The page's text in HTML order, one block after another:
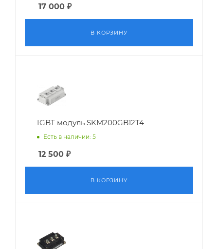
17 000 ₽
В КОРЗИНУ
IGBT модуль SKM200GB12T4
Есть в наличии: 5
12 500 ₽
В КОРЗИНУ